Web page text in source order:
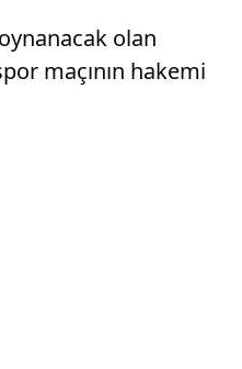
olan
maçının hakemi